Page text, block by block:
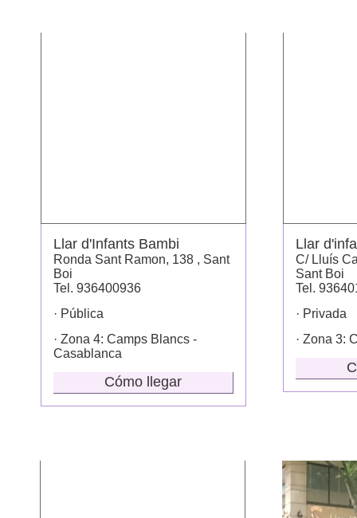
Llar d'Infants Bambi
Ronda Sant Ramon, 138 , Sant
Boi
Tel. 936400936
· Pública
· Zona 4: Camps Blancs -
Casablanca
Cómo llegar
Llar
C/ Lluís
Sant Boi
Tel.
· Privada
· Zona 3: